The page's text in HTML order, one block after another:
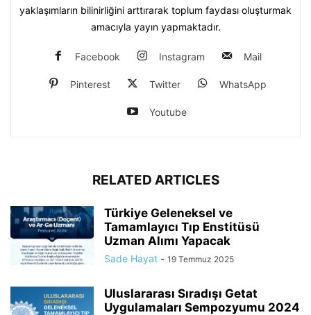
yaklaşımların bilinirliğini arttırarak toplum faydası oluşturmak
amacıyla yayın yapmaktadır.
Facebook Instagram Mail
Pinterest Twitter WhatsApp
Youtube
RELATED ARTICLES
Türkiye Geleneksel ve
Tamamlayıcı Tıp Enstitüsü
Uzman Alımı Yapacak
Sade Hayat - 19 Temmuz 2025
Uluslararası Sıradışı Getat
Uygulamaları Sempozyumu 2024